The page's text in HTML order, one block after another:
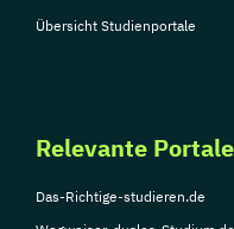
Übersicht Studienportale
Relevante Portale
Das-Richtige-studieren.de